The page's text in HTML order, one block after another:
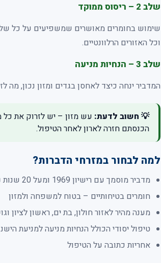
שלב 2 – ריסוס ממוקד
שימוש בחומרים מאושרים שמשפיעים על כל
וכל האזורים הרלוונטיים.
שלב 3 – הנחיות מניעה
המדביר ינחה כיצד לאחסן בגדים ומזון נכון, מה
💡 חשוב לדעת:
הכנסתם חזרה לארון לאחר הטיפול.
למה לבחור במזרחי הדברות?
מדביר מוסמך עם רישיון 1969 ומעל 20 שנות ניסיון
חומרים בטיחותיים – בטוח למשפחה ולמזון
מענה מהיר לאזור חולון, בת ים, ראשון לציון
טיפול יסודי הכולל הנחיות מניעה למניעת
אחריות כתובה על הטיפול